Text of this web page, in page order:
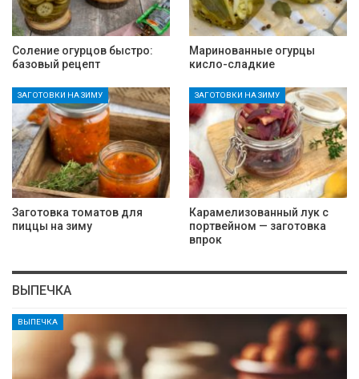
Соление огурцов быстро:
базовый рецепт
Маринованные огурцы
кисло-сладкие
ЗАГОТОВКИ НА ЗИМУ
Заготовка томатов для
пиццы на зиму
ЗАГОТОВКИ НА ЗИМУ
Карамелизованный лук с
портвейном — заготовка
впрок
ВЫПЕЧКА
ВЫПЕЧКА